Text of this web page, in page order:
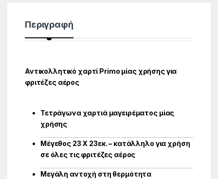
Περιγραφή
Αντικολλητικό χαρτί Primo μίας χρήσης για
φριτέζες αέρος
Τετράγωνα χαρτιά μαγειρέματος μίας
χρήσης
Μέγεθος 23 Χ 23εκ. – κατάλληλο για χρήση
σε όλες τις φριτέζες αέρος
Μεγάλη αντοχή στη θερμότητα